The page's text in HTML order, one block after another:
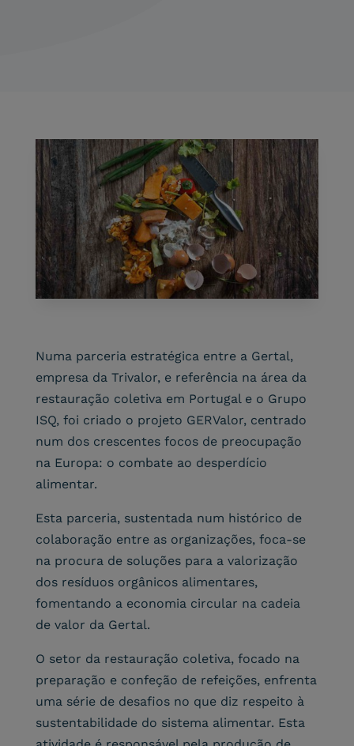
Numa parceria estratégica entre a Gertal,
empresa da Trivalor, e referência na área da
restauração coletiva em Portugal e o Grupo
ISQ, foi criado o projeto GERValor, centrado
num dos crescentes focos de preocupação
na Europa: o combate ao desperdício
alimentar.
Esta parceria, sustentada num histórico de
colaboração entre as organizações, foca-se
na procura de soluções para a valorização
dos resíduos orgânicos alimentares,
fomentando a economia circular na cadeia
de valor da Gertal.
O setor da restauração coletiva, focado na
preparação e confeção de refeições, enfrenta
uma série de desafios no que diz respeito à
sustentabilidade do sistema alimentar. Esta